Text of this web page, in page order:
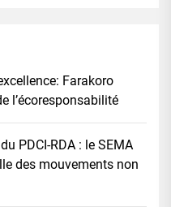
Farakoro
l’écoresponsabilité
PDCI-RDA : le SEMA
des mouvements non